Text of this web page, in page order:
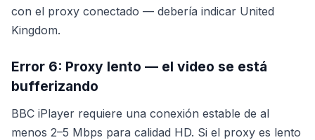
con el proxy conectado — debería indicar United
Kingdom.
Error 6: Proxy lento — el video se está
bufferizando
BBC iPlayer requiere una conexión estable de al
menos 2–5 Mbps para calidad HD. Si el proxy es lento